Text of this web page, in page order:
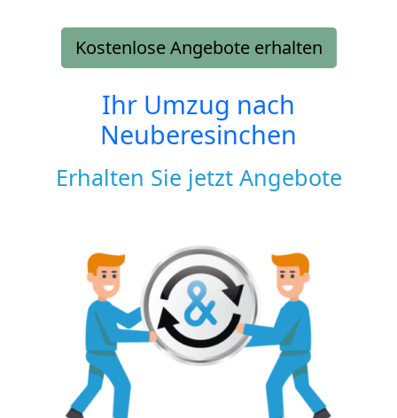
Kostenlose Angebote erhalten
Ihr Umzug nach
Neuberesinchen
Erhalten Sie jetzt Angebote